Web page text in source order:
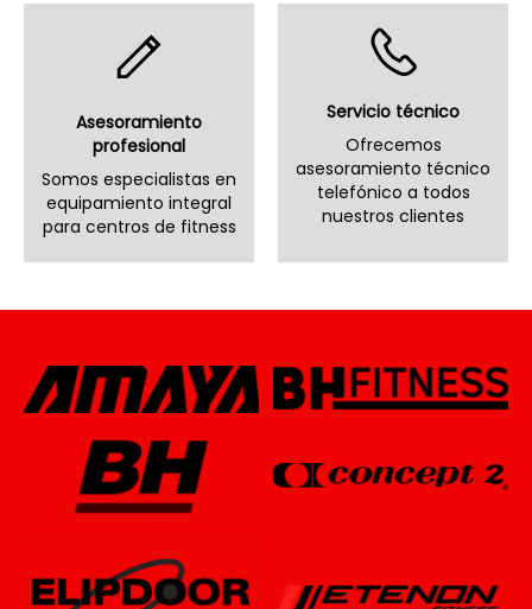
Asesoramiento
profesional
Somos especialistas en
equipamiento integral
para centros de fitness
Servicio técnico
Ofrecemos
asesoramiento técnico
telefónico a todos
nuestros clientes